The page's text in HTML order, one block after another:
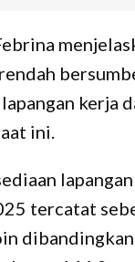
kerja
ini.
tercatat